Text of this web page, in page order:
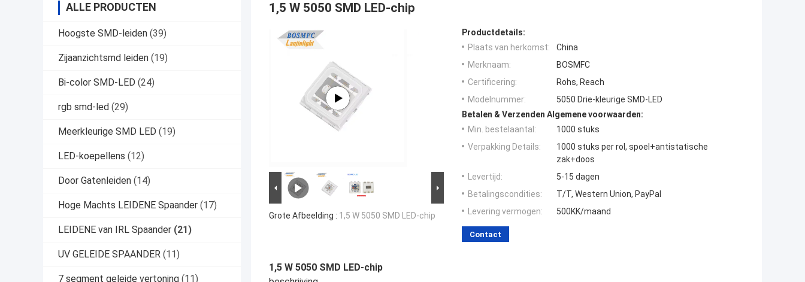
ALLE PRODUCTEN
Hoogste SMD-leiden (39)
Zijaanzichtsmd leiden (19)
Bi-color SMD-LED (24)
rgb smd-led (29)
Meerkleurige SMD LED (19)
LED-koepellens (12)
Door Gatenleiden (14)
Hoge Machts LEIDENE Spaander (17)
LEIDENE van IRL Spaander (21)
UV GELEIDE SPAANDER (11)
7 segment geleide vertoning (11)
1,5 W 5050 SMD LED-chip
Grote Afbeelding : 1,5 W 5050 SMD LED-chip
Productdetails:
Plaats van herkomst:
China
Merknaam:
BOSMFC
Certificering:
Rohs, Reach
Modelnummer:
5050 Drie-kleurige SMD-LED
Betalen & Verzenden Algemene voorwaarden:
Min. bestelaantal:
1000 stuks
Verpakking Details:
1000 stuks per rol, spoel+antistatische
zak+doos
Levertijd:
5-15 dagen
Betalingscondities:
T/T, Western Union, PayPal
Levering vermogen:
500KK/maand
Contact
1,5 W 5050 SMD LED-chip